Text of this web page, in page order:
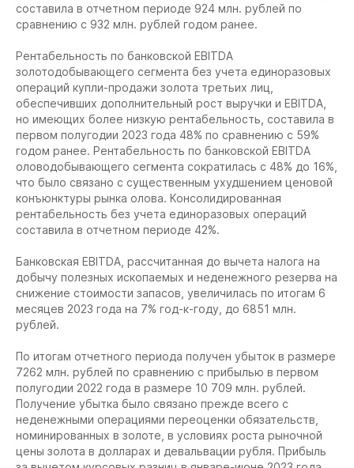
составила в отчетном периоде 924 млн. рублей по
сравнению с 932 млн. рублей годом ранее.
Рентабельность по банковской EBITDA
золотодобывающего сегмента без учета единоразовых
операций купли-продажи золота третьих лиц,
обеспечивших дополнительный рост выручки и EBITDA,
но имеющих более низкую рентабельность, составила в
первом полугодии 2023 года 48% по сравнению с 59%
годом ранее. Рентабельность по банковской EBITDA
оловодобывающего сегмента сократилась с 48% до 16%,
что было связано с существенным ухудшением ценовой
конъюнктуры рынка олова. Консолидированная
рентабельность без учета единоразовых операций
составила в отчетном периоде 42%.
Банковская EBITDA, рассчитанная до вычета налога на
добычу полезных ископаемых и неденежного резерва на
снижение стоимости запасов, увеличилась по итогам 6
месяцев 2023 года на 7% год-к-году, до 6851 млн.
рублей.
По итогам отчетного периода получен убыток в размере
7262 млн. рублей по сравнению с прибылью в первом
полугодии 2022 года в размере 10 709 млн. рублей.
Получение убытка было связано прежде всего с
неденежными операциями переоценки обязательств,
номинированных в золоте, в условиях роста рыночной
цены золота в долларах и девальвации рубля. Прибыль